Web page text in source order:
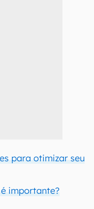
para otimizar seu
importante?